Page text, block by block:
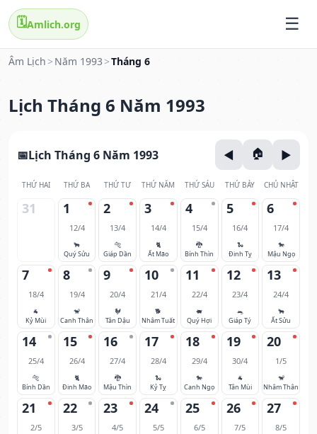
🗓️Amlich.org
Âm Lịch > Năm 1993 >Tháng 6
Lịch Tháng 6 Năm 1993
Lịch Tháng 6 Năm 1993
THỨ HAI THỨ BA THỨ TƯ THỨ NĂM THỨ SÁU THỨ BẢY CHỦ NHẬT
31 1
12/4
🐂
Quý Sửu
2
13/4
🐅
Giáp Dần
3
14/4
🐈
Ất Mão
4
15/4
🐉
Bính Thìn
5
16/4
🐍
Đinh Tỵ
6
17/4
🐎
Mậu Ngọ
7
18/4
🐐
Kỷ Mùi
8
19/4
🐒
Canh Thân
9
20/4
🐓
Tân Dậu
10
21/4
🐕
Nhâm Tuất
11
22/4
🐖
Quý Hợi
12
23/4
🐀
Giáp Tý
13
24/4
🐂
Ất Sửu
14
25/4
🐅
Bính Dần
15
26/4
🐈
Đinh Mão
16
27/4
🐉
Mậu Thìn
17
28/4
🐍
Kỷ Tỵ
18
29/4
🐎
Canh Ngọ
19
30/4
🐐
Tân Mùi
20
1/5
🐒
Nhâm Thân
21
2/5
22
3/5
23
4/5
24
5/5
25
6/5
26
7/5
27
8/5